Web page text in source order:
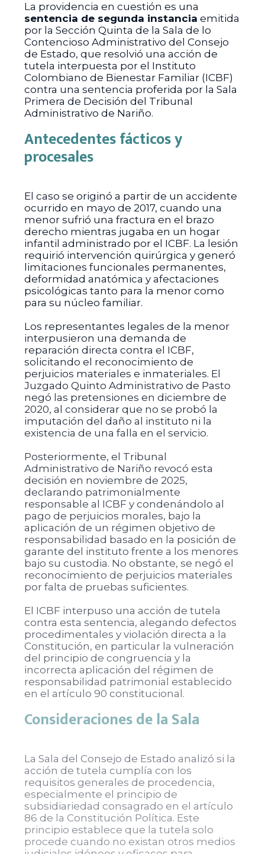
La providencia en cuestión es una
sentencia de segunda instancia emitida
por la Sección Quinta de la Sala de lo
Contencioso Administrativo del Consejo
de Estado, que resolvió una acción de
tutela interpuesta por el Instituto
Colombiano de Bienestar Familiar (ICBF)
contra una sentencia proferida por la Sala
Primera de Decisión del Tribunal
Administrativo de Nariño.
Antecedentes fácticos y
procesales
El caso se originó a partir de un accidente
ocurrido en mayo de 2017, cuando una
menor sufrió una fractura en el brazo
derecho mientras jugaba en un hogar
infantil administrado por el ICBF. La lesión
requirió intervención quirúrgica y generó
limitaciones funcionales permanentes,
deformidad anatómica y afectaciones
psicológicas tanto para la menor como
para su núcleo familiar.
Los representantes legales de la menor
interpusieron una demanda de
reparación directa contra el ICBF,
solicitando el reconocimiento de
perjuicios materiales e inmateriales. El
Juzgado Quinto Administrativo de Pasto
negó las pretensiones en diciembre de
2020, al considerar que no se probó la
imputación del daño al instituto ni la
existencia de una falla en el servicio.
Posteriormente, el Tribunal
Administrativo de Nariño revocó esta
decisión en noviembre de 2025,
declarando patrimonialmente
responsable al ICBF y condenándolo al
pago de perjuicios morales, bajo la
aplicación de un régimen objetivo de
responsabilidad basado en la posición de
garante del instituto frente a los menores
bajo su custodia. No obstante, se negó el
reconocimiento de perjuicios materiales
por falta de pruebas suficientes.
El ICBF interpuso una acción de tutela
contra esta sentencia, alegando defectos
procedimentales y violación directa a la
Constitución, en particular la vulneración
del principio de congruencia y la
incorrecta aplicación del régimen de
responsabilidad patrimonial establecido
en el artículo 90 constitucional.
Consideraciones de la Sala
La Sala del Consejo de Estado analizó si la
acción de tutela cumplía con los
requisitos generales de procedencia,
especialmente el principio de
subsidiariedad consagrado en el artículo
86 de la Constitución Política. Este
principio establece que la tutela solo
procede cuando no existan otros medios